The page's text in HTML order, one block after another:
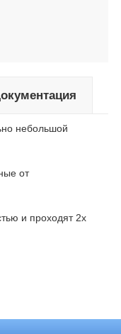
небольшой
от
и проходят 2х